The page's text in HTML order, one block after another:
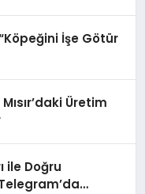
İşe Götür
Üretim
ile Doğru